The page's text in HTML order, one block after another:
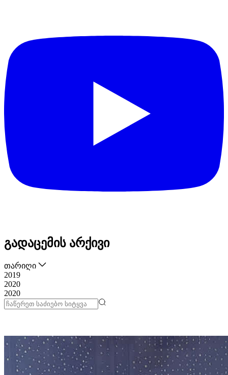
გადაცემის არქივი
თარიღი
2019
2020
2020